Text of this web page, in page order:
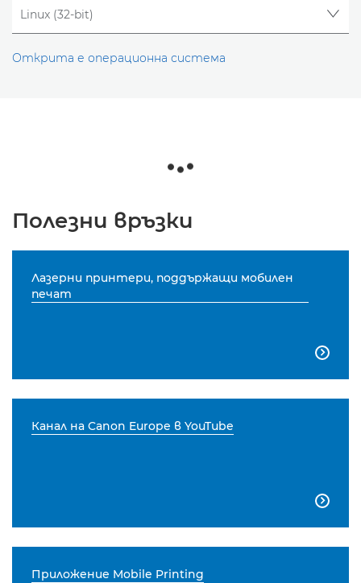
Открита е операционна система
Полезни връзки
Лазерни принтери, поддържащи мобилен
печат

Канал на Canon Europe в YouTube

Приложение Mobile Printing